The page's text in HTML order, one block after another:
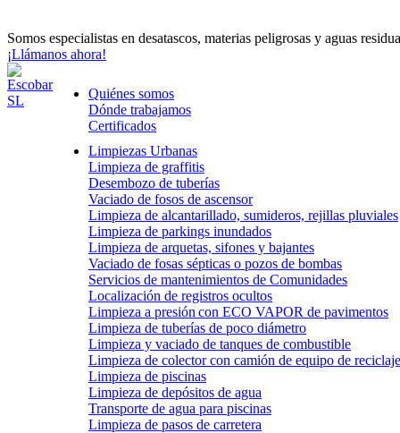
Somos especialistas en desatascos, materias peligrosas y aguas
¡Llámanos ahora!
Quiénes somos
Dónde trabajamos
Certificados
Limpiezas Urbanas
Limpieza de graffitis
Desembozo de tuberías
Vaciado de fosos de ascensor
Limpieza de alcantarillado, sumideros, rejillas pluviales
Limpieza de parkings inundados
Limpieza de arquetas, sifones y bajantes
Vaciado de fosas sépticas o pozos de bombas
Servicios de mantenimientos de Comunidades
Localización de registros ocultos
Limpieza a presión con ECO VAPOR de pavimentos
Limpieza de tuberías de poco diámetro
Limpieza y vaciado de tanques de combustible
Limpieza de colector con camión de equipo de
Limpieza de piscinas
Limpieza de depósitos de agua
Transporte de agua para piscinas
Limpieza de pasos de carretera